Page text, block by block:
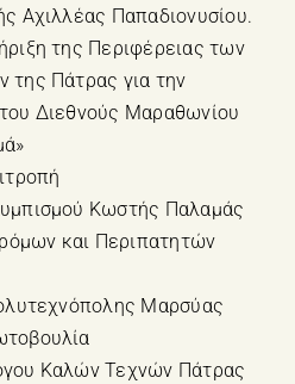
Αχιλλέας Παπαδιονυσίου.
της Περιφέρειας των
Πάτρας για την
Διεθνούς Μαραθωνίου
Κωστής Παλαμάς
και Περιπατητών
Μαρσύας
Καλών Τεχνών Πάτρας